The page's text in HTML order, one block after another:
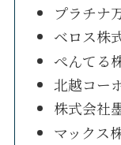
プラチナ
ベロス株
ぺんてる
北越コー
株式会社
マックス